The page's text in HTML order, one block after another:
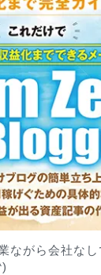
ながら会社な